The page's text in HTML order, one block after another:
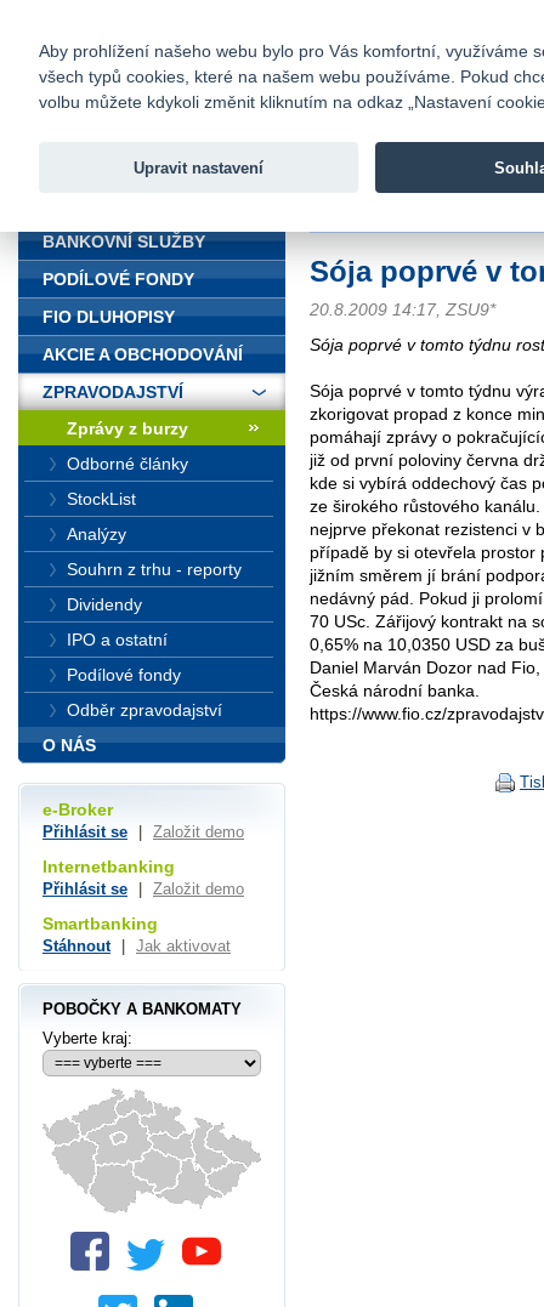
Fio banka
Fio banka
Sója poprvé v
20.8.2009 14:17, ZSU9*
Sója poprvé v tomto týdnu
Sója poprvé v tomto týdnu
zkorigovat propad z konce
pomáhají zprávy o
již od první poloviny června
kde si vybírá oddechový čas
ze širokého růstového
nejprve překonat rezistenci v
případě by si otevřela prostor
jižním směrem jí brání
nedávný pád. Pokud ji
70 USc. Zářijový kontrakt na
0,65% na 10,0350 USD za
Daniel Marván Dozor nad
Česká národní banka.
https://www.fio.cz/
BANKOVNÍ SLUŽBY
PODÍLOVÉ FONDY
FIO DLUHOPISY
AKCIE A OBCHODOVÁNÍ
ZPRAVODAJSTVÍ
Zprávy z burzy
Odborné články
StockList
Analýzy
Souhrn z trhu - reporty
Dividendy
IPO a ostatní
Podílové fondy
Odběr zpravodajství
O NÁS
e-Broker
Přihlásit se Založit demo
Internetbanking
Přihlásit se Založit demo
Smartbanking
Stáhnout Jak aktivovat
POBOČKY A BANKOMATY
Vyberte kraj:
Aby prohlížení našeho webu bylo pro Vás komfortní, využíváme
všech typů cookies, které na našem webu používáme. Pokud
volbu můžete kdykoli změnit kliknutím na odkaz „Nastavení
Upravit nastavení